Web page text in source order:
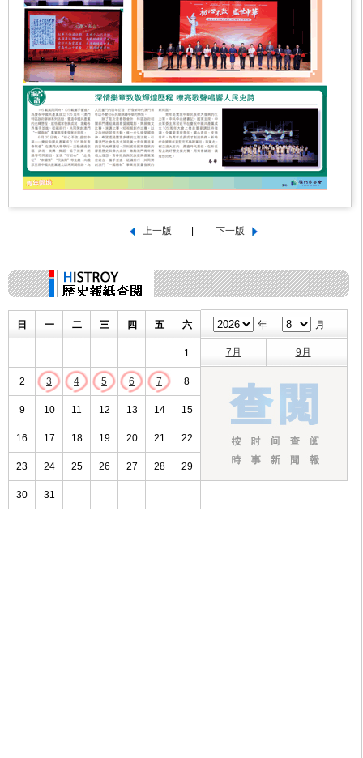
日 一 二 三 四 五 六
1
2 3 4 5 6 7 8
9 10 11 12 13 14 15
16 17 18 19 20 21 22
23 24 25 26 27 28 29
30 31
年 月
7月 9月